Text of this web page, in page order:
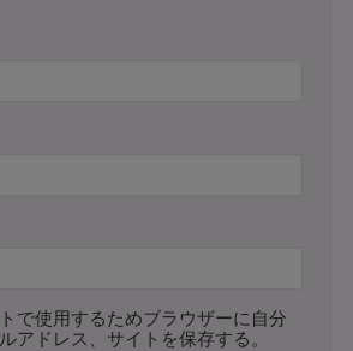
で使用するためブラウザーに自分
アドレス、サイトを保存する。